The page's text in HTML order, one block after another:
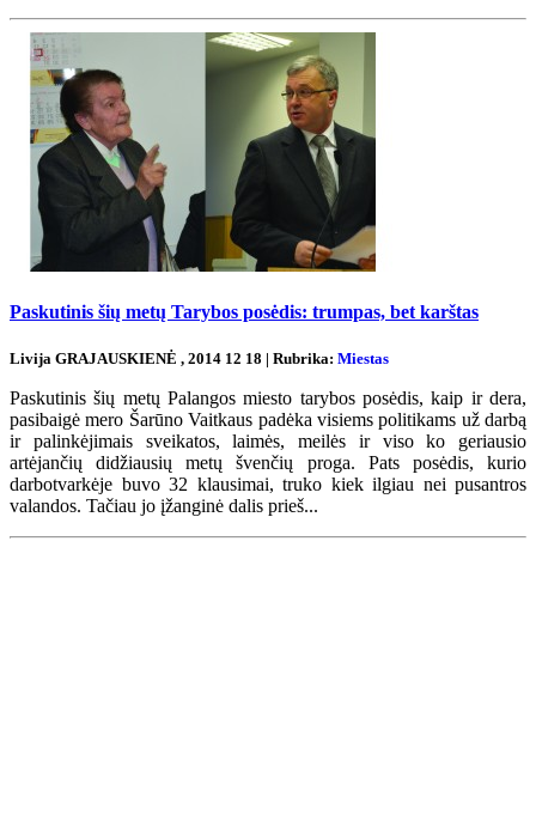
Paskutinis šių metų Tarybos posėdis: trumpas, bet karštas
Livija GRAJAUSKIENĖ , 2014 12 18 | Rubrika: Miestas
Paskutinis šių metų Palangos miesto tarybos posėdis, kaip ir dera,
pasibaigė mero Šarūno Vaitkaus padėka visiems politikams už darbą
ir palinkėjimais sveikatos, laimės, meilės ir viso ko geriausio
artėjančių didžiausių metų švenčių proga. Pats posėdis, kurio
darbotvarkėje buvo 32 klausimai, truko kiek ilgiau nei pusantros
valandos. Tačiau jo įžanginė dalis prieš...